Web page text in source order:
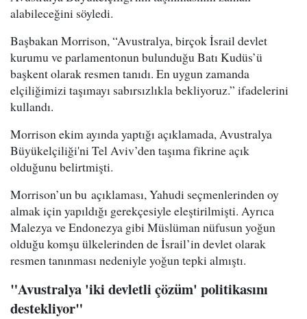
alabileceğini söyledi.
Başbakan Morrison, “Avustralya, birçok İsrail devlet
kurumu ve parlamentonun bulunduğu Batı Kudüs’ü
başkent olarak resmen tanıdı. En uygun zamanda
elçiliğimizi taşımayı sabırsızlıkla bekliyoruz.” ifadelerini
kullandı.
Morrison ekim ayında yaptığı açıklamada, Avustralya
Büyükelçiliği'ni Tel Aviv’den taşıma fikrine açık
olduğunu belirtmişti.
Morrison’un bu açıklaması, Yahudi seçmenlerinden oy
almak için yapıldığı gerekçesiyle eleştirilmişti. Ayrıca
Malezya ve Endonezya gibi Müslüman nüfusun yoğun
olduğu komşu ülkelerinden de İsrail’in devlet olarak
resmen tanınması nedeniyle yoğun tepki almıştı.
"Avustralya 'iki devletli çözüm' politikasını
destekliyor"